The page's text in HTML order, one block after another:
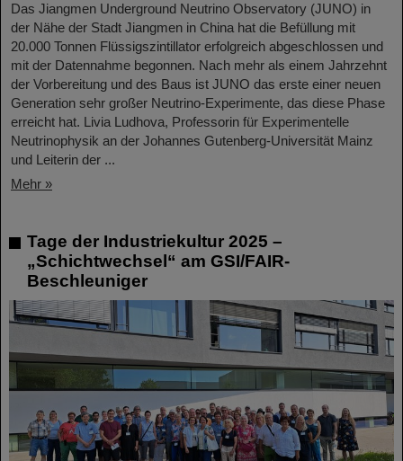
Das Jiangmen Underground Neutrino Observatory (JUNO) in
der Nähe der Stadt Jiangmen in China hat die Befüllung mit
20.000 Tonnen Flüssigszintillator erfolgreich abgeschlossen und
mit der Datennahme begonnen. Nach mehr als einem Jahrzehnt
der Vorbereitung und des Baus ist JUNO das erste einer neuen
Generation sehr großer Neutrino-Experimente, das diese Phase
erreicht hat. Livia Ludhova, Professorin für Experimentelle
Neutrinophysik an der Johannes Gutenberg-Universität Mainz
und Leiterin der ...
Mehr »
Tage der Industriekultur 2025 –
„Schichtwechsel“ am GSI/FAIR-
Beschleuniger